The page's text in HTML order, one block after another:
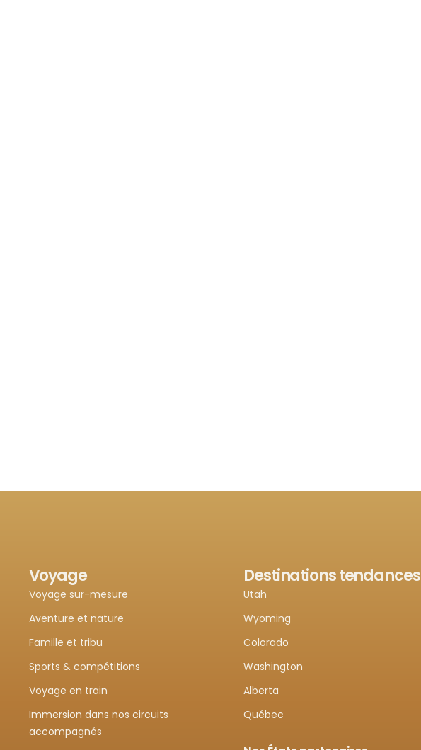
Voyage
Voyage sur-mesure
Aventure et nature
Famille et tribu
Sports & compétitions
Voyage en train
Immersion dans nos circuits
accompagnés
Destinations tendances
Utah
Wyoming
Colorado
Washington
Alberta
Québec